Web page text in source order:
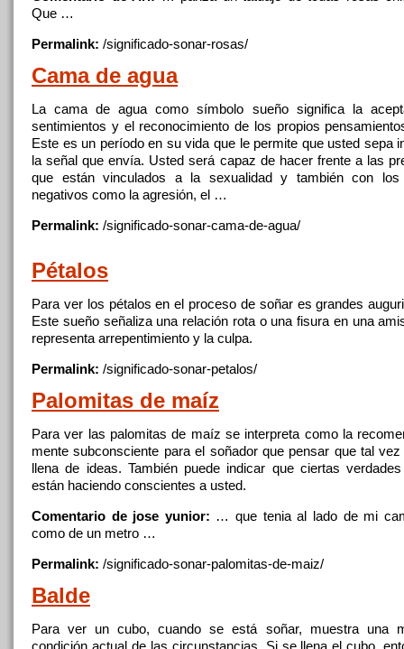
Que …
Permalink: /significado-sonar-rosas/
Cama de agua
Lacama de agua como símbolo sueño significa la
sentimientos y el reconocimientode los propios
Este es un período en su vida que le permite que usted sepa
la señal que envía. Usted será capaz dehacer frente a las
que están vinculados a la sexualidad y también con los
negativos como la agresión, el …
Permalink: /significado-sonar-cama-de-agua/
Pétalos
Para ver los pétalos en el proceso desoñar es grandes
Este sueño señaliza una relación rota o una fisura en una
representa arrepentimiento y la culpa.
Permalink: /significado-sonar-petalos/
Palomitas de maíz
Para ver las palomitasde maíz se interpreta como la
mente subconsciente para el soñador que pensar que tal
llena de ideas. También puede indicar que ciertas
están haciendo conscientes a usted.
Comentario de jose yunior: … que tenia al lado demi
como de un metro …
Permalink: /significado-sonar-palomitas-de-maiz/
Balde
Para ver un cubo, cuando se está soñar, muestra una
condición actual delas circunstancias. Si se llena el cubo,